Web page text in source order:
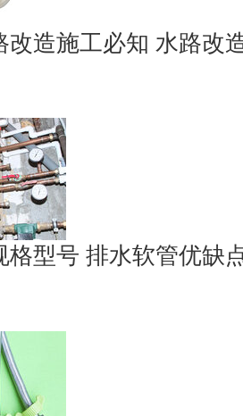
改造施工必知 水路改
格型号 排水软管优缺